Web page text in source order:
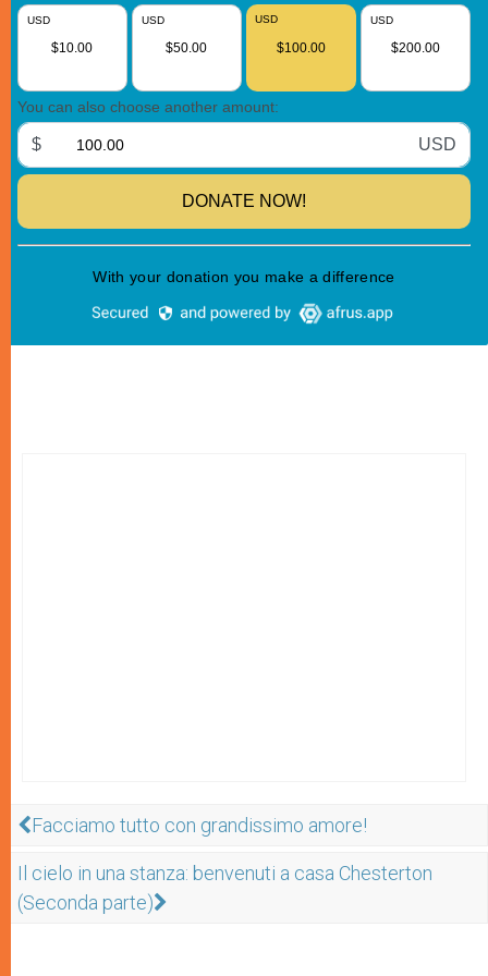
Facciamo tutto con grandissimo amore!
Il cielo in una stanza: benvenuti a casa Chesterton
(Seconda parte)